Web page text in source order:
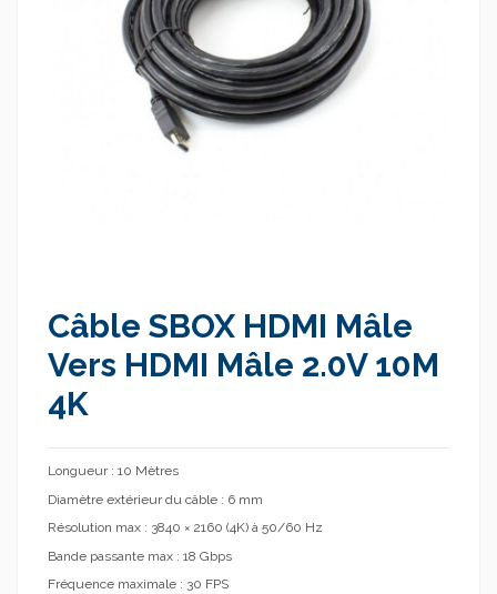
Câble SBOX HDMI Mâle
Vers HDMI Mâle 2.0V 10M
4K
Longueur : 10 Mètres
Diamètre extérieur du câble : 6 mm
Résolution max : 3840 × 2160 (4K) à 50/60 Hz
Bande passante max : 18 Gbps
Fréquence maximale : 30 FPS